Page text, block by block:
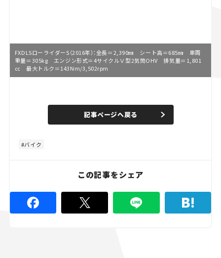
FXDLSローライダーS（2016年）：全長＝2,390㎜ シート高＝685㎜ 車両
重量＝305kg エンジン形式＝4サイクルⅤ型2気筒OHV 排気量＝1,801
㏄ 最大トルク＝143Nm/3,502rpm
n
e
d
%
記事ページへ戻る
バイク
この記事をシェア